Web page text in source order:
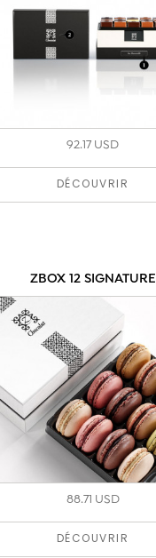
92.17 USD
DÉCOUVRIR
ZBOX 12 SIGNATURE
88.71 USD
DÉCOUVRIR